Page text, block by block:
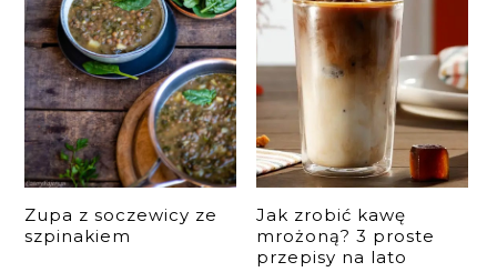
Zupa z soczewicy ze
szpinakiem
Jak zrobić kawę
mrożoną? 3 proste
przepisy na lato